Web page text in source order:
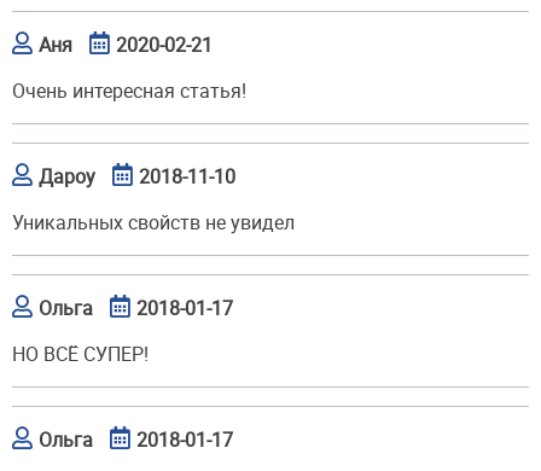
Аня
2020-02-21
Очень интересная статья!
Дароу
2018-11-10
Уникальных свойств не увидел
Ольга
2018-01-17
НО ВСЁ СУПЕР!
Ольга
2018-01-17